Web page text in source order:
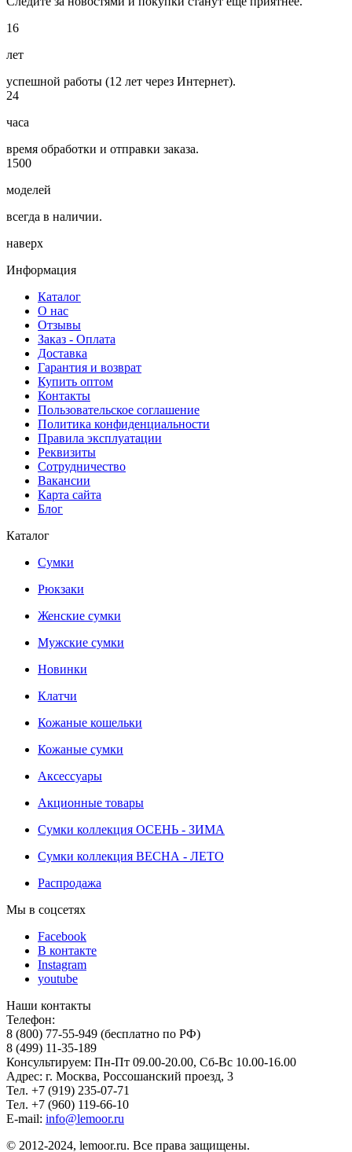
16
лет
успешной работы (12 лет через Интернет).
24
часа
время обработки и отправки заказа.
1500
моделей
всегда в наличии.
наверх
Информация
Каталог
О нас
Отзывы
Заказ - Оплата
Доставка
Гарантия и возврат
Купить оптом
Контакты
Пользовательское соглашение
Политика конфиденциальности
Правила эксплуатации
Реквизиты
Сотрудничество
Вакансии
Карта сайта
Блог
Каталог
Сумки
Рюкзаки
Женские сумки
Мужские сумки
Новинки
Клатчи
Кожаные кошельки
Кожаные сумки
Аксессуары
Акционные товары
Сумки коллекция ОСЕНЬ - ЗИМА
Сумки коллекция ВЕСНА - ЛЕТО
Распродажа
Мы в соцсетях
Facebook
В контакте
Instagram
youtube
Наши контакты
Телефон:
8 (800) 77-55-949 (бесплатно по РФ)
8 (499) 11-35-189
Консультируем: Пн-Пт 09.00-20.00, Сб-Вс 10.00-16.00
Адрес: г. Москва, Россошанский проезд, 3
Тел. +7 (919) 235-07-71
Тел. +7 (960) 119-66-10
E-mail: info@lemoor.ru
© 2012-2024, lemoor.ru. Все права защищены.